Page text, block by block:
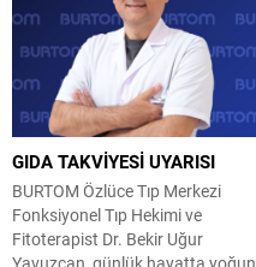
GIDA TAKVİYESİ UYARISI
BURTOM Özlüce Tıp Merkezi
Fonksiyonel Tıp Hekimi ve
Fitoterapist Dr. Bekir Uğur